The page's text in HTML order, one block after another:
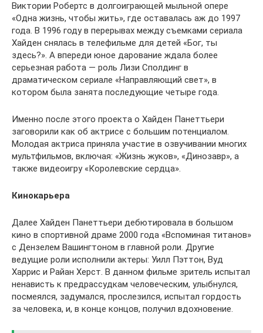
Виктории Робертс в долгоиграющей мыльной опере
«Одна жизнь, чтобы жить», где оставалась аж до 1997
года. В 1996 году в перерывах между съемками сериала
Хайден снялась в телефильме для детей «Бог, ты
здесь?». А впереди юное дарование ждала более
серьезная работа — роль Лизи Сполдинг в
драматическом сериале «Направляющий свет», в
котором была занята последующие четыре года.
Именно после этого проекта о Хайден Панеттьери
заговорили как об актрисе с большим потенциалом.
Молодая актриса приняла участие в озвучивании многих
мультфильмов, включая: «Жизнь жуков», «Динозавр», а
также видеоигру «Королевские сердца».
Кинокарьера
Далее Хайден Панеттьери дебютировала в большом
кино в спортивной драме 2000 года «Вспоминая титанов»
с Дензелем Вашингтоном в главной роли. Другие
ведущие роли исполнили актеры: Уилл Пэттон, Вуд
Харрис и Райан Херст. В данном фильме зритель испытал
ненависть к предрассудкам человеческим, улыбнулся,
посмеялся, задумался, прослезился, испытал гордость
за человека, и, в конце концов, получил вдохновение.